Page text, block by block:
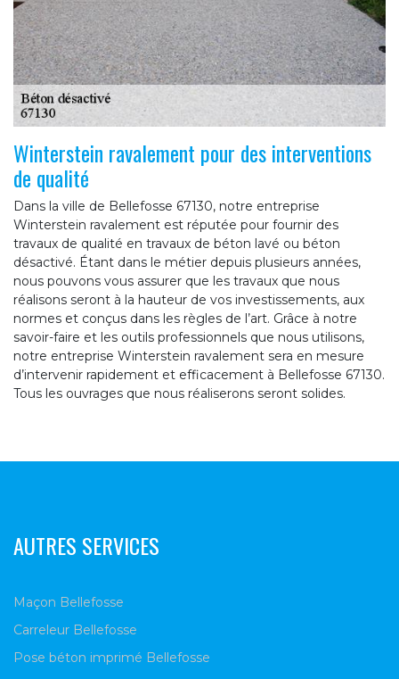
Winterstein ravalement pour des interventions
de qualité
Dans la ville de Bellefosse 67130, notre entreprise
Winterstein ravalement est réputée pour fournir des
travaux de qualité en travaux de béton lavé ou béton
désactivé. Étant dans le métier depuis plusieurs années,
nous pouvons vous assurer que les travaux que nous
réalisons seront à la hauteur de vos investissements, aux
normes et conçus dans les règles de l’art. Grâce à notre
savoir-faire et les outils professionnels que nous utilisons,
notre entreprise Winterstein ravalement sera en mesure
d’intervenir rapidement et efficacement à Bellefosse 67130.
Tous les ouvrages que nous réaliserons seront solides.
AUTRES SERVICES
Maçon Bellefosse
Carreleur Bellefosse
Pose béton imprimé Bellefosse